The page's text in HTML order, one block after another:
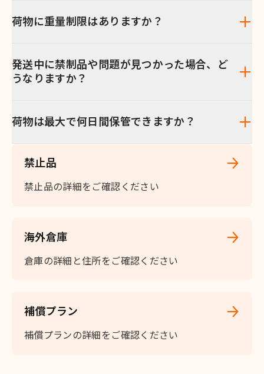
荷物に重量制限はありますか？
発送中に禁制品や問題が見つかった場合、ど
うなりますか？
荷物は最大で何日間保管できますか？
禁止品
禁止品の詳細をご確認ください
海外倉庫
倉庫の詳細と住所をご確認ください
補償プラン
補償プランの詳細をご確認ください